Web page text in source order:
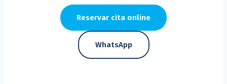
Reservar cita online
WhatsApp